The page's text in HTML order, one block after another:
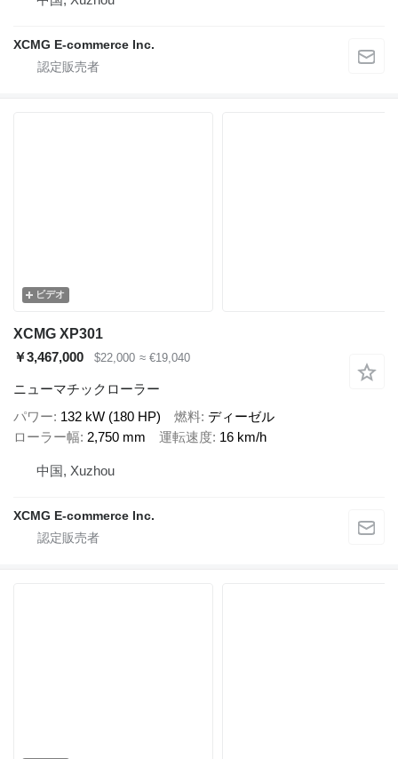
XCMG E-commerce Inc.
ビデオ
XCMG XP301
￥3,467,000
$22,000 ≈ €19,040
ニューマチックローラー
パワー 132 kW (180 HP) 燃料 ディーゼル
ローラー幅 2,750 mm 運転速度 16 km/h
中国, Xuzhou
XCMG E-commerce Inc.